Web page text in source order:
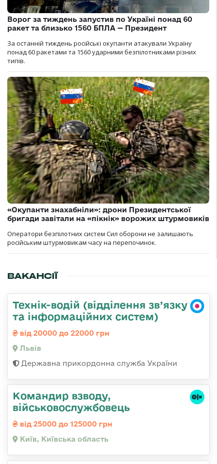
Ворог за тиждень запустив по Україні понад 60
ракет та близько 1560 БПЛА — Президент
За останній тиждень російські окупанти атакували Україну
понад 60 ракетами та 1560 ударними безпілотниками різних
типів.
«Окупанти знахабніли»: дрони Президентської
бригади завітали на «пікнік» ворожих штурмовиків
Оператори безпілотних систем Сил оборони не залишають
російським штурмовикам часу на перепочинок.
ВАКАНСІЇ
Технік-водій (відділення зв’язку
та інформаційних систем)
від 20000 до 22000 грн
Львів
Державна прикордонна служба України
Командир взводу,
військовослужбовець
від 25000 до 125000 грн
Київ, Київська область